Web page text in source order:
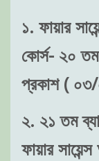
১. ফায়ার
কোর্স- ২০ তম
প্রকাশ (
২. ২১ তম
ফায়ার